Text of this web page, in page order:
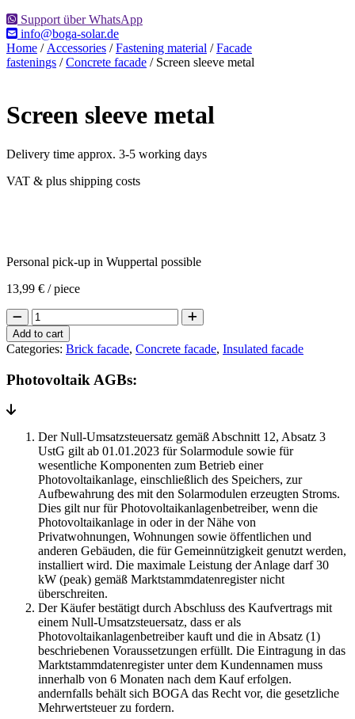
Support über WhatsApp
info@boga-solar.de
Home / Accessories /Fastening material /Facade
fastenings /Concrete facade / Screen sleeve metal
Screen sleeve metal
Delivery time approx. 3-5 working days
VAT & plus shipping costs
Personal pick-up in Wuppertal possible
13,99 € / piece
Screen
sleeve
metal
quantity
Add to cart
Categories: Brick facade, Concrete facade, Insulated facade
Photovoltaik AGBs:
Der Null-Umsatzsteuersatz gemäß Abschnitt 12, Absatz 3
UstG gilt ab 01.01.2023 für Solarmodule sowie für
wesentliche Komponenten zum Betrieb einer
Photovoltaikanlage, einschließlich des Speichers, zur
Aufbewahrung des mit den Solarmodulen erzeugten Stroms.
Dies gilt nur für Photovoltaikanlagenbetreiber, wenn die
Photovoltaikanlage in oder in der Nähe von
Privatwohnungen, Wohnungen sowie öffentlichen und
anderen Gebäuden, die für Gemeinnützigkeit genutzt werden,
installiert wird. Die maximale Leistung der Anlage darf 30
kW (peak) gemäß Marktstammdatenregister nicht
überschreiten.
Der Käufer bestätigt durch Abschluss des Kaufvertrags mit
einem Null-Umsatzsteuersatz, dass er als
Photovoltaikanlagenbetreiber kauft und die in Absatz (1)
beschriebenen Voraussetzungen erfüllt. Die Eintragung in das
Marktstammdatenregister unter dem Kundennamen muss
innerhalb von 6 Monaten nach dem Kauf erfolgen.
andernfalls behält sich BOGA das Recht vor, die gesetzliche
Mehrwertsteuer zu fordern.